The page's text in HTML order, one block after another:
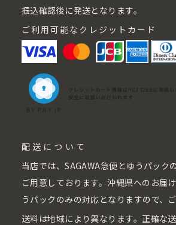
振込確認後に発送となります。
ご利用可能なクレジットカード
配送について
当店では、SAGAWA急便とゆうパック
ご用意しております。沖縄県へのお届
うパックのみの対応となりますので、
送料は地域により異なります。正確な